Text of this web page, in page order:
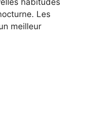
Les
meilleur